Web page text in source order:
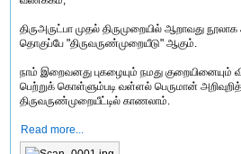
திருஅருட்பா முதல் திருமுறையில் ஆறாவது
தொகுப்பே "திருவருண்முறையீடு" ஆகும்.
நாம் இறைவனது புகழையும் நமது
பெற்றுக் கொள்ளும்படி வள்ளல் பெருமான்
திருவருண்முறையீட்டில் காணலாம்.
Read more...